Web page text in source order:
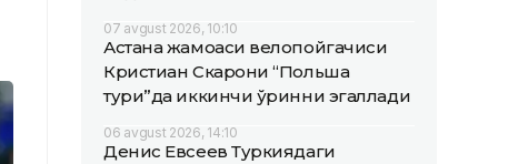
07 avgust 2026, 10:10
Астана жамоаси велопойгачиси
Кристиан Скарони “Польша
тури”да иккинчи ўринни эгаллади
06 avgust 2026, 14:10
Денис Евсеев Туркиядаги